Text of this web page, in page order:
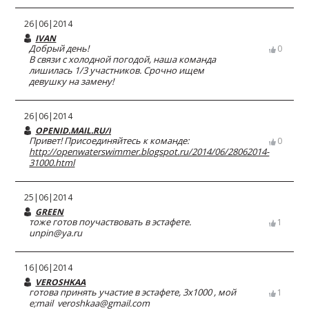
26|06|2014
IVAN
Добрый день!
В связи с холодной погодой, наша команда
лишилась 1/3 участников. Срочно ищем
девушку на замену!
0
26|06|2014
OPENID.MAIL.RU/MAIL/FOX126
Привет! Присоединяйтесь к команде:
http://openwaterswimmer.blogspot.ru/2014/06/28062014-
31000.html
0
25|06|2014
GREEN
тоже готов поучаствовать в эстафете.
unpin@ya.ru
1
16|06|2014
VEROSHKAA
готова принять участие в эстафете, 3х1000 , мой
e;mail veroshkaa@gmail.com
1